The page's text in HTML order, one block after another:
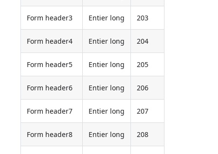
Form header3 Entier long 203
Form header4 Entier long 204
Form header5 Entier long 205
Form header6 Entier long 206
Form header7 Entier long 207
Form header8 Entier long 208